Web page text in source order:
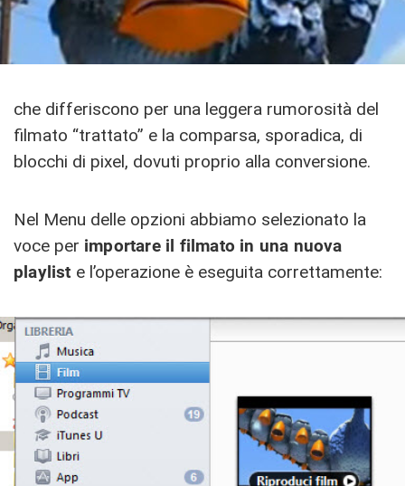
che differiscono per una leggera rumorosità del
filmato “trattato” e la comparsa, sporadica, di
blocchi di pixel, dovuti proprio alla conversione.
Nel Menu delle opzioni abbiamo selezionato la
voce per importare il filmato in una nuova
playlist e l’operazione è eseguita correttamente: